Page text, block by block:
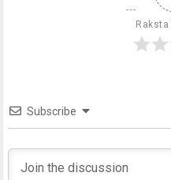
Raksta
Subscribe